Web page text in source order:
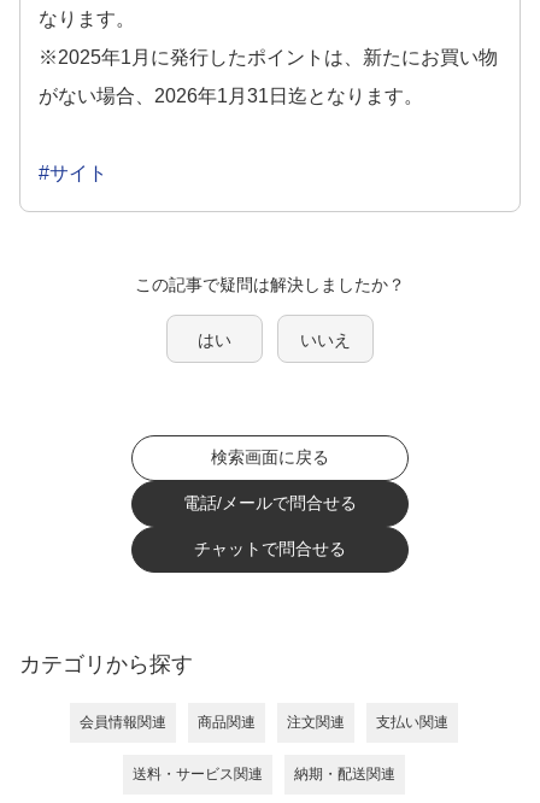
なります。
※2025年1月に発行したポイントは、新たにお買い物
がない場合、2026年1月31日迄となります。
#サイト
この記事で疑問は解決しましたか？
はい いいえ
検索画面に戻る
電話/メールで問合せる
チャットで問合せる
カテゴリから探す
会員情報関連 商品関連 注文関連 支払い関連
送料・サービス関連 納期・配送関連